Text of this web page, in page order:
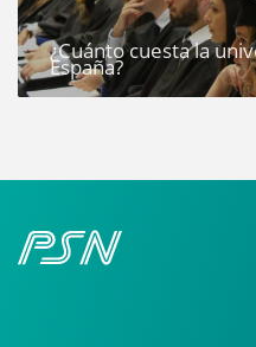
¿Cuánto cuesta la
España?